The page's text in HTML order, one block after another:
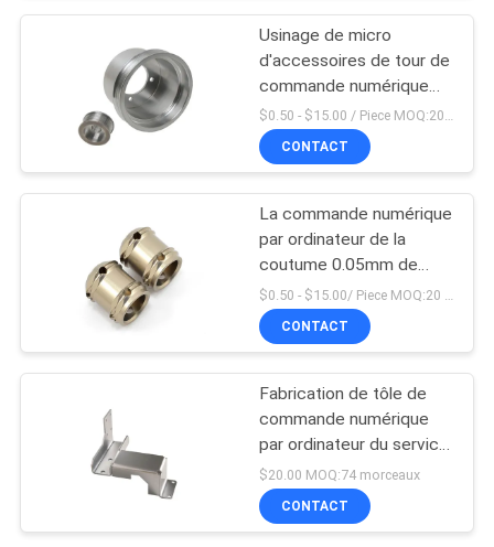
LA
QUALITÉ
NOUS
CONTACTER
NOUVELLES
DEMANDEZ
UN
DEVIS
SITE
Usinage de micro
d'accessoires de tour de
commande numérique
par ordinateur de la
tolérance 0.05mm de
morceau de travail
$0.50 - $15.00 / Piece MOQ:20 morceaux/morceaux
CONTACT
La commande numérique
par ordinateur de la
coutume 0.05mm de
précision a tourné la
partie du corps
concentrique de bouton
$0.50 - $15.00/ Piece MOQ:20 morceaux/morceaux
CONTACT
Fabrication de tôle de
commande numérique
par ordinateur du service
0.05mm de cas de
coupe de laser
$20.00 MOQ:74 morceaux
CONTACT